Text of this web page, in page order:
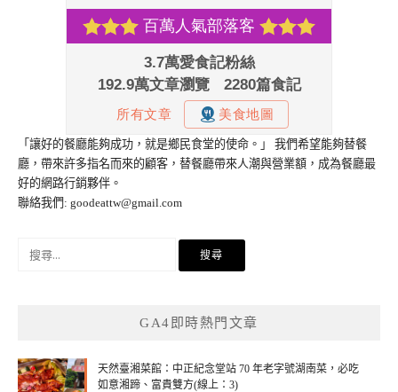
「讓好的餐廳能夠成功，就是鄉民食堂的使命。」 我們希望能夠替餐
廳，帶來許多指名而來的顧客，替餐廳帶來人潮與營業額，成為餐廳最
好的網路行銷夥伴。
聯絡我們: goodeattw@gmail.com
GA4即時熱門文章
天然臺湘菜館：中正紀念堂站 70 年老字號湖南菜，必吃
如意湘蹄、富貴雙方(線上：3)